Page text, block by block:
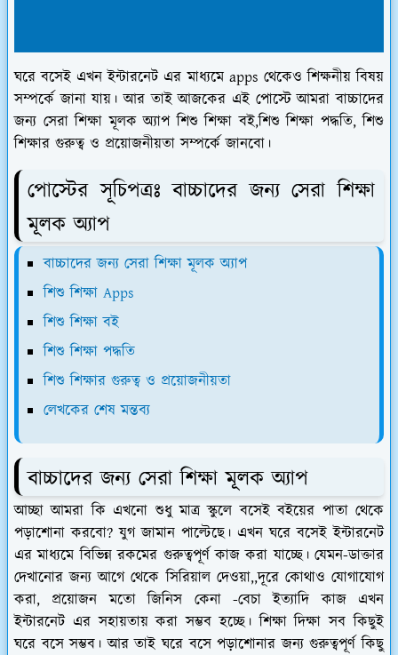
ঘরে বসেই এখন ইন্টারনেট এর মাধ্যমে apps থেকেও শিক্ষনীয় বিষয়
সম্পর্কে জানা যায়। আর তাই আজকের এই পোস্টে আমরা বাচ্চাদের
জন্য সেরা শিক্ষা মূলক অ্যাপ শিশু শিক্ষা বই,শিশু শিক্ষা পদ্ধতি, শিশু
শিক্ষার গুরুত্ব ও প্রয়োজনীয়তা সম্পর্কে জানবো।
পোস্টের সূচিপত্রঃ বাচ্চাদের জন্য সেরা শিক্ষা
মূলক অ্যাপ
বাচ্চাদের জন্য সেরা শিক্ষা মূলক অ্যাপ
শিশু শিক্ষা Apps
শিশু শিক্ষা বই
শিশু শিক্ষা পদ্ধতি
শিশু শিক্ষার গুরুত্ব ও প্রয়োজনীয়তা
লেখকের শেষ মন্তব্য
বাচ্চাদের জন্য সেরা শিক্ষা মূলক অ্যাপ
আচ্ছা আমরা কি এখনো শুধু মাত্র স্কুলে বসেই বইয়ের পাতা থেকে
পড়াশোনা করবো? যুগ জামান পাল্টেছে। এখন ঘরে বসেই ইন্টারনেট
এর মাধ্যমে বিভিন্ন রকমের গুরুত্বপূর্ণ কাজ করা যাচ্ছে। যেমন-ডাক্তার
দেখানোর জন্য আগে থেকে সিরিয়াল দেওয়া,,দূরে কোথাও যোগাযোগ
করা, প্রয়োজন মতো জিনিস কেনা -বেচা ইত্যাদি কাজ এখন
ইন্টারনেট এর সহায়তায় করা সম্ভব হচ্ছে। শিক্ষা দিক্ষা সব কিছুই
ঘরে বসে সম্ভব। আর তাই ঘরে বসে পড়াশোনার জন্য গুরুত্বপূর্ণ কিছু